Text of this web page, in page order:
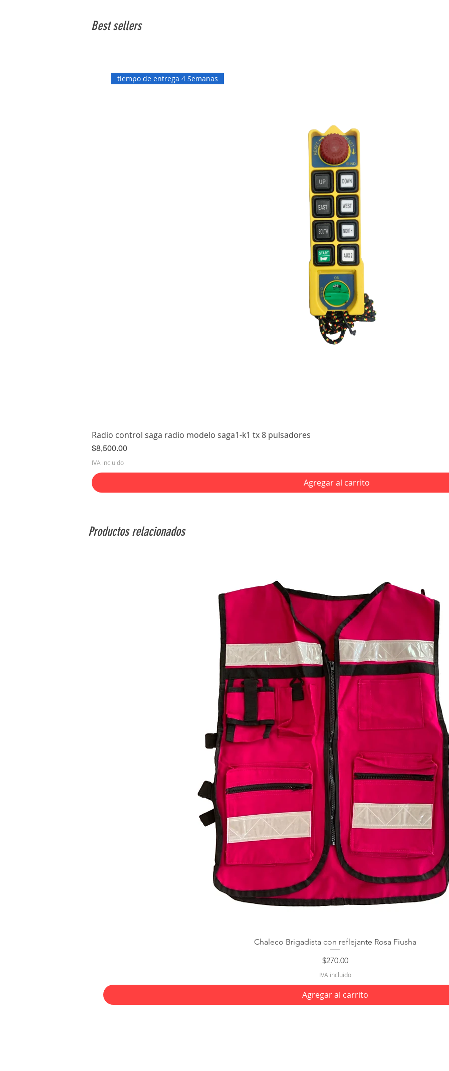
Best sellers
tiempo de entrega 4 Semanas
Radio control saga radio modelo saga1-k1 tx 8 pulsadores
Precio
$8,500.00
IVA incluido
Agregar al carrito
Productos relacionados
Chaleco Brigadista con reflejante Rosa Fiusha
Precio
$270.00
IVA incluido
Agregar al carrito